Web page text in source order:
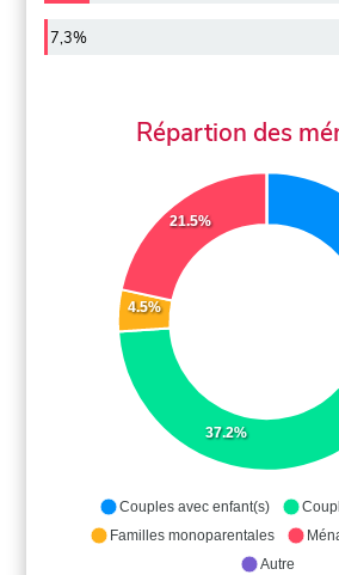
7,3%
Répartion des
37.2%
4.5%
21.5%
Couples avec enfant(s)
Familles monoparentales
Autre